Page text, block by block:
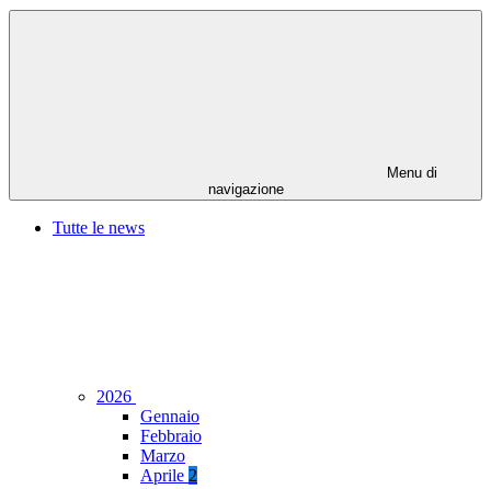
Menu di
navigazione
Tutte le news
2026
Gennaio
Febbraio
Marzo
Aprile 2